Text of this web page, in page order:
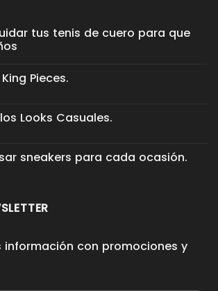
tus tenis de cuero para que
Pieces.
Looks Casuales.
sneakers para cada ocasión.
información con promociones y